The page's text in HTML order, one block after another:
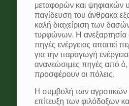
μεταφορών και ψηφιακών
παγίδευση του άνθρακα
καλή διαχείριση των
τυρφώνων. Η ανεξαρτησία
πηγές ενέργειας απαιτεί
για την παραγωγή
ανανεώσιμες πηγές από ό,
προσφέρουν οι πόλεις.
Η συμβολή των αγροτικών
επίτευξη των φιλόδοξων